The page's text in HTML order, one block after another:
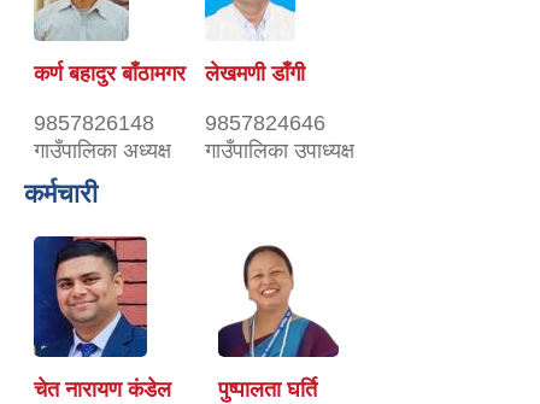
कर्ण बहादुर बाँठामगर
9857826148
गाउँपालिका अध्यक्ष
लेखमणी डाँगी
9857824646
गाउँपालिका उपाध्यक्ष
कर्मचारी
चेत नारायण कंडेल पुष्पालता घर्ति